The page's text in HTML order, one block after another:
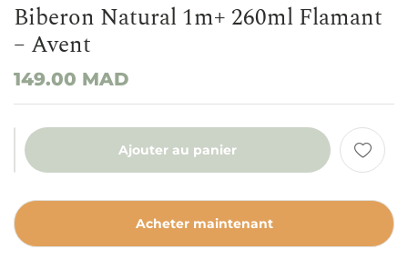
Biberon Natural 1m+ 260ml Flamant
– Avent
149.00 MAD
Ajouter au panier
Acheter maintenant